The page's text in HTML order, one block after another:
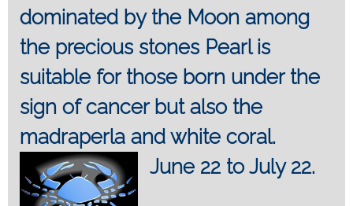
dominated by the Moon among
the precious stones Pearl is
suitable for those born under the
sign of cancer but also the
madraperla and white coral.
June 22 to July 22.